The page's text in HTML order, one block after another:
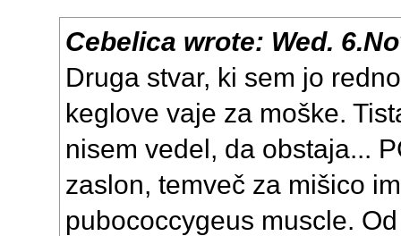
Cebelica wrote: Wed.
Druga stvar, ki sem jo
keglove vaje za moške.
nisem vedel, da obstaja...
zaslon, temveč za mišico
pubococcygeus muscle.